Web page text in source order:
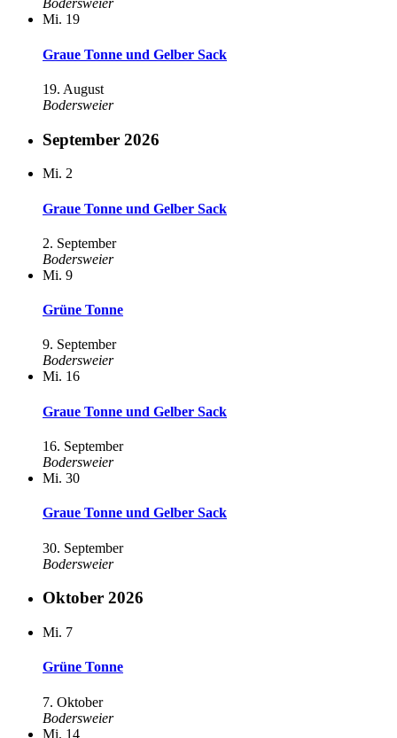
Bodersweier
Mi. 19
Graue Tonne und Gelber Sack
19. August
Bodersweier
September 2026
Mi. 2
Graue Tonne und Gelber Sack
2. September
Bodersweier
Mi. 9
Grüne Tonne
9. September
Bodersweier
Mi. 16
Graue Tonne und Gelber Sack
16. September
Bodersweier
Mi. 30
Graue Tonne und Gelber Sack
30. September
Bodersweier
Oktober 2026
Mi. 7
Grüne Tonne
7. Oktober
Bodersweier
Mi. 14